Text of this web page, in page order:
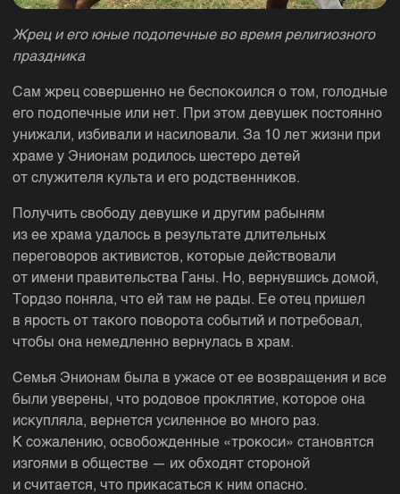
Жрец и его юные подопечные во время религиозного
праздника
Сам жрец совершенно не беспокоился о том, голодные
его подопечные или нет. При этом девушек постоянно
унижали, избивали и насиловали. За 10 лет жизни при
храме у Энионам родилось шестеро детей
от служителя культа и его родственников.
Получить свободу девушке и другим рабыням
из ее храма удалось в результате длительных
переговоров активистов, которые действовали
от имени правительства Ганы. Но, вернувшись домой,
Тордзо поняла, что ей там не рады. Ее отец пришел
в ярость от такого поворота событий и потребовал,
чтобы она немедленно вернулась в храм.
Семья Энионам была в ужасе от ее возвращения и все
были уверены, что родовое проклятие, которое она
искупляла, вернется усиленное во много раз.
К сожалению, освобожденные «трокоси» становятся
изгоями в обществе — их обходят стороной
и считается, что прикасаться к ним опасно.